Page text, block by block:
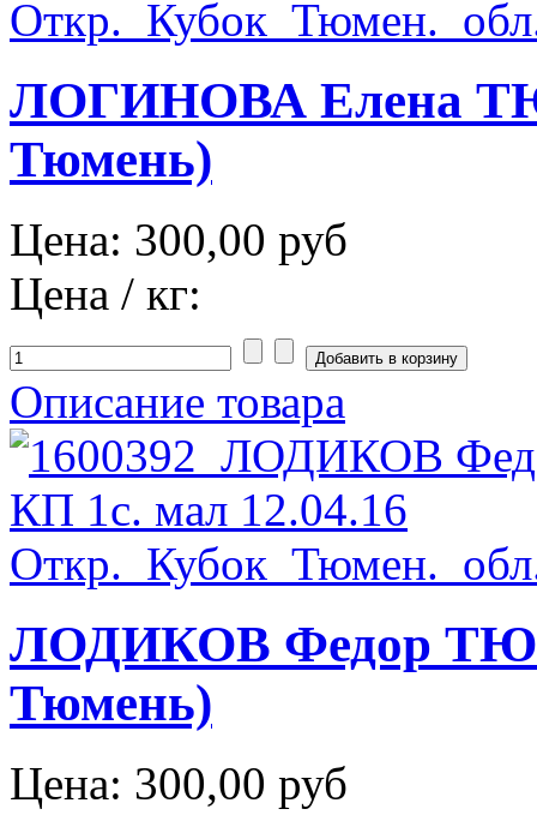
ЛОГИНОВА Елена
Тюмень)
Цена: 300,00 руб
Цена / кг:
Описание товара
ЛОДИКОВ Федор
Тюмень)
Цена: 300,00 руб